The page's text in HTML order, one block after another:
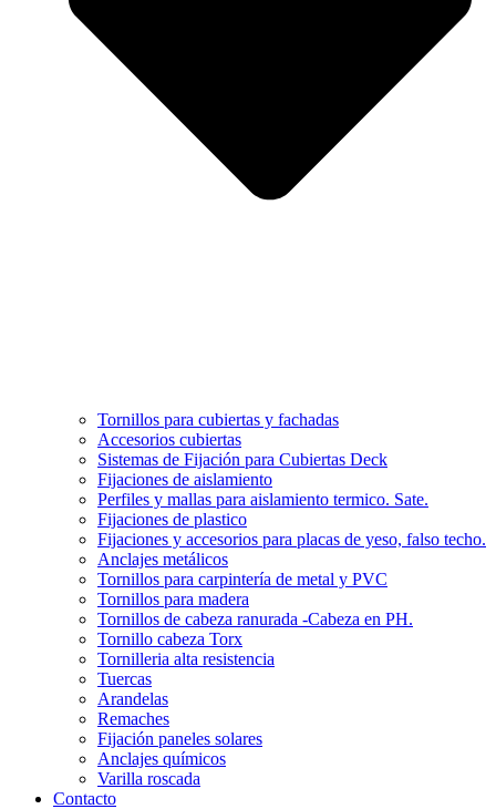
Tornillos para cubiertas y fachadas
Accesorios cubiertas
Sistemas de Fijación para Cubiertas Deck
Fijaciones de aislamiento
Perfiles y mallas para aislamiento termico. Sate.
Fijaciones de plastico
Fijaciones y accesorios para placas de yeso, falso techo.
Anclajes metálicos
Tornillos para carpintería de metal y PVC
Tornillos para madera
Tornillos de cabeza ranurada -Cabeza en PH.
Tornillo cabeza Torx
Tornilleria alta resistencia
Tuercas
Arandelas
Remaches
Fijación paneles solares
Anclajes químicos
Varilla roscada
Contacto